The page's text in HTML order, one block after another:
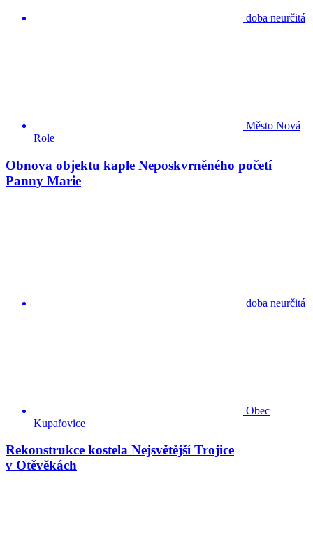
doba neurčitá
Město Nová
Role
Obnova objektu kaple Neposkvrněného početí
Panny Marie
doba neurčitá
Obec
Kupařovice
Rekonstrukce kostela Nejsvětější Trojice
v Otěvěkách